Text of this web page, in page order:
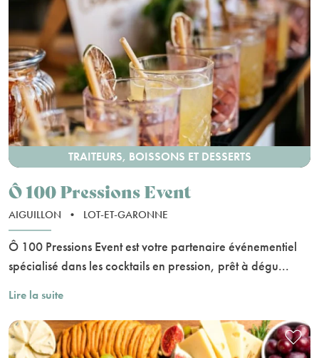
TRAITEURS, BOISSONS ET DESSERTS
Ô 100 Pressions Event
AIGUILLON • LOT-ET-GARONNE
Ô 100 Pressions Event est votre partenaire événementiel
spécialisé dans les cocktails en pression, prêt à dégu...
Lire la suite